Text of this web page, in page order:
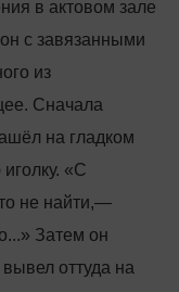
в актовом зале
он с завязанными
из
Сначала
на гладком
«С
не найти,—
Затем он
оттуда на